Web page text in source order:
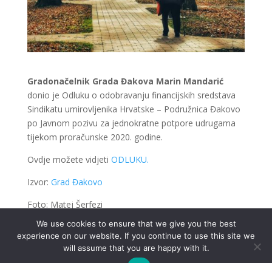
Gradonačelnik Grada Đakova Marin Mandarić
donio je Odluku o odobravanju financijskih sredstava
Sindikatu umirovljenika Hrvatske – Podružnica Đakovo
po Javnom pozivu za jednokratne potpore udrugama
tijekom proračunske 2020. godine.
Ovdje možete vidjeti ODLUKU.
Izvor: Grad Đakovo
Foto: Matej Šerfezi
We use cookies to ensure that we give you the best
experience on our website. If you continue to use this site we
will assume that you are happy with it.